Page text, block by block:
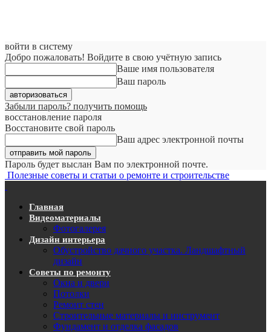
войти в систему
Добро пожаловать! Войдите в свою учётную запись
Ваше имя пользователя
Ваш пароль
Забыли пароль? получить помощь
восстановление пароля
Восстановите свой пароль
Ваш адрес электронной почты
Пароль будет выслан Вам по электронной почте.
Полезные советы и статьи о ремонте и строительстве
Главная
Видеоматериалы
Фотогалерея
Дизайн интерьера
Обустройство дачного участка. Ландшафтный
дизайн
Советы по ремонту
Окна и двери
Потолки
Ремонт стен
Строительные материалы и инструмент
Фундамент и отделка фасадов